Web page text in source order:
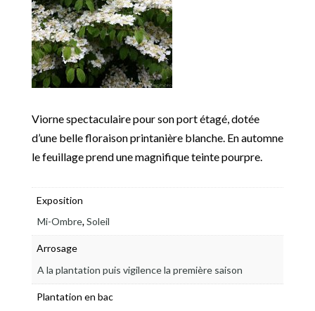
Viorne spectaculaire pour son port étagé, dotée
d’une belle floraison printanière blanche. En automne
le feuillage prend une magnifique teinte pourpre.
Exposition
Mi-Ombre,Soleil
Arrosage
A la plantation puis vigilence la première saison
Plantation en bac